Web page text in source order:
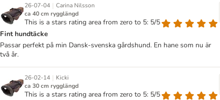
26-07-04 | Carina Nilsson
ca 40 cm rygglängd
This is a stars rating area from zero to 5: 5/5
Fint hundtäcke
Passar perfekt på min Dansk-svenska gårdshund. En hane som nu är
två år.
26-02-14 | Kicki
ca 30 cm rygglängd
This is a stars rating area from zero to 5: 5/5